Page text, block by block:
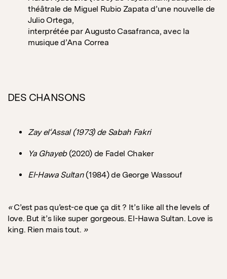
théâtrale de Miguel Rubio Zapata d’une nouvelle de
Julio Ortega,
interprétée par Augusto Casafranca, avec la
musique d’Ana Correa
DES CHANSONS
Zay el‘Assal (1973) de Sabah Fakri
Ya Ghayeb (2020) de Fadel Chaker
El-Hawa Sultan (1984) de George Wassouf
«C’est pas qu’est-ce que ça dit ? It’s like all the levels of
love. But it’s like super gorgeous. El-Hawa Sultan. Love is
king. Rien mais tout. »